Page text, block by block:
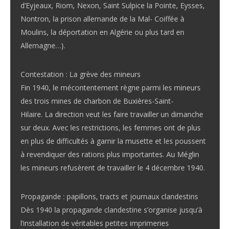
d’Eyjeaux, Riom, Nexon, Saint Sulpice la Pointe, Eysses,
Nontron, la prison allemande de la Mal- Coiffée à
Moulins, la déportation en Algérie ou plus tard en
Allemagne…).
Contestation : La grève des mineurs
Fin 1940, le mécontentement règne parmi les mineurs
des trois mines de charbon de Buxières-Saint-
Hilaire. La direction veut les faire travailler un dimanche
sur deux. Avec les restrictions, les femmes ont de plus
en plus de difficultés à garnir la musette et les poussent
à revendiquer des rations plus importantes. Au Méglin
les mineurs refusèrent de travailler le 4 décembre 1940.
Propagande : papillons, tracts et journaux clandestins
Dès 1940 la propagande clandestine s’organise jusqu’à
l’installation de véritables petites imprimeries